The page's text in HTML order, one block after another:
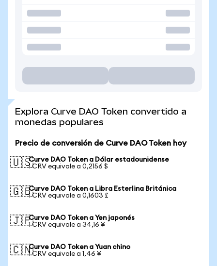
Explora Curve DAO Token convertido a
monedas populares
Precio de conversión de Curve DAO Token hoy
🇺🇸Curve DAO Token a Dólar estadounidense
1 CRV equivale a 0,2156 $
🇬🇧Curve DAO Token a Libra Esterlina Británica
1 CRV equivale a 0,1603 £
🇯🇵Curve DAO Token a Yen japonés
1 CRV equivale a 34,16 ¥
🇨🇳Curve DAO Token a Yuan chino
1 CRV equivale a 1,46 ¥